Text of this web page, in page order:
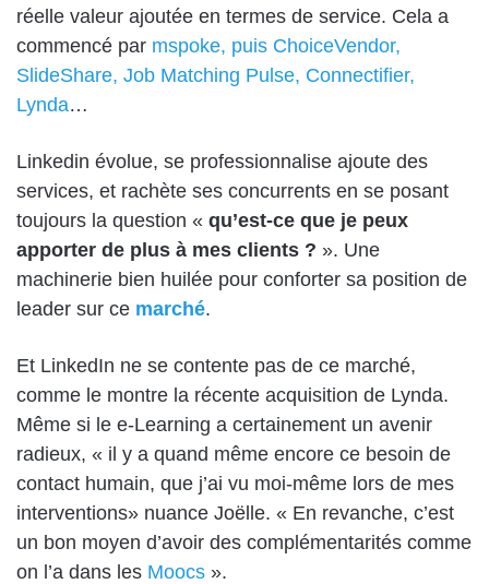
réelle valeur ajoutée en termes de service. Cela a
commencé par mspoke, puis ChoiceVendor,
SlideShare, Job Matching Pulse, Connectifier,
Lynda…
Linkedin évolue, se professionnalise ajoute des
services, et rachète ses concurrents en se posant
toujours la question « qu’est-ce que je peux
apporter de plus à mes clients ? ». Une
machinerie bien huilée pour conforter sa position de
leader sur ce marché.
Et LinkedIn ne se contente pas de ce marché,
comme le montre la récente acquisition de Lynda.
Même si le e-Learning a certainement un avenir
radieux, « il y a quand même encore ce besoin de
contact humain, que j’ai vu moi-même lors de mes
interventions» nuance Joëlle. « En revanche, c’est
un bon moyen d’avoir des complémentarités comme
on l’a dans les Moocs ».